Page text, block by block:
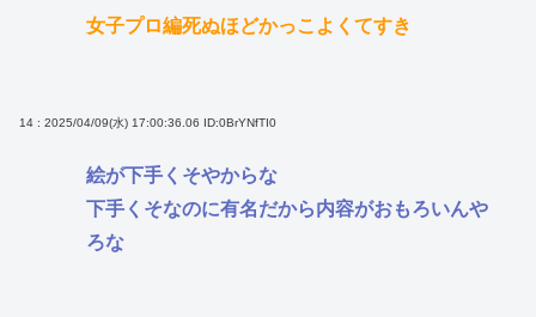
女子プロ編死ぬほどかっこよくてすき
14 : 2025/04/09(水) 17:00:36.06 ID:0BrYNfTI0
絵が下手くそやからな
下手くそなのに有名だから内容がおもろいんや
ろな